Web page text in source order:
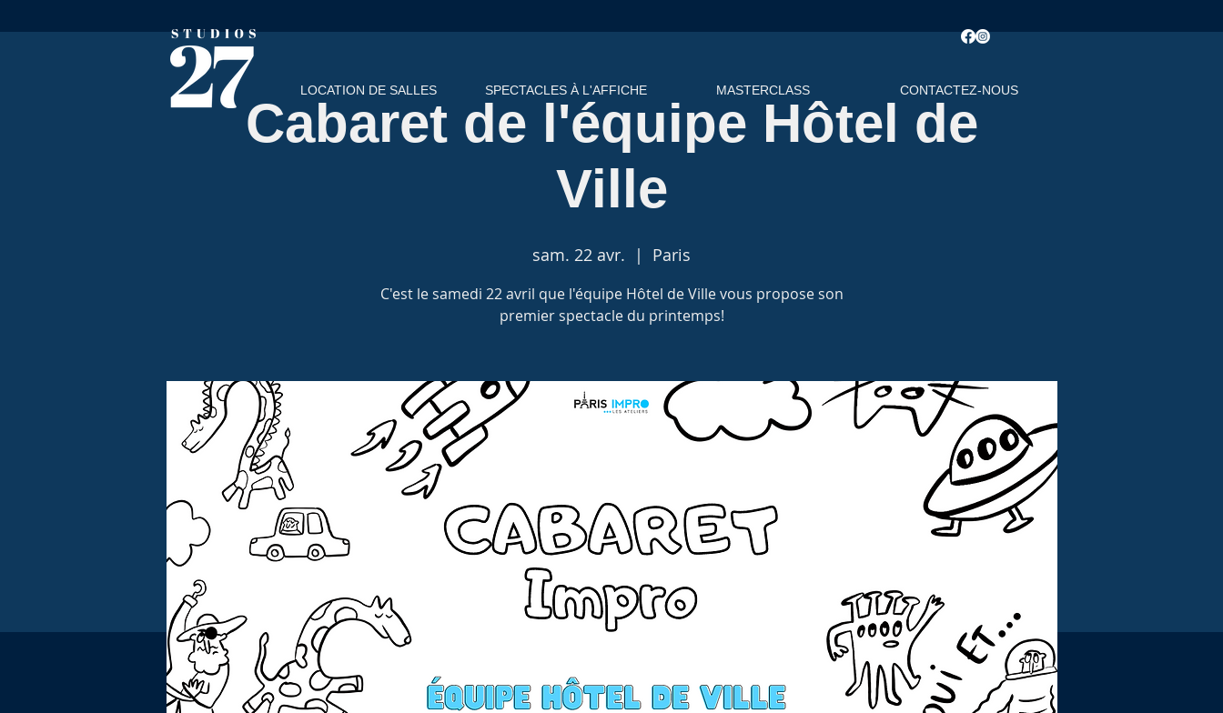
LOCATION DE SALLES SPECTACLES À L'AFFICHE MASTERCLASS CONTACTEZ-NOUS
Cabaret de l'équipe Hôtel de
Ville
sam. 22 avr.
  |
Paris
C'est le samedi 22 avril que l'équipe Hôtel de Ville vous propose son